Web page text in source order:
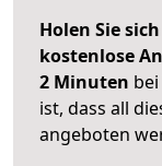
Holen Sie
kostenlose
2 Minuten
ist, dass all
angeboten